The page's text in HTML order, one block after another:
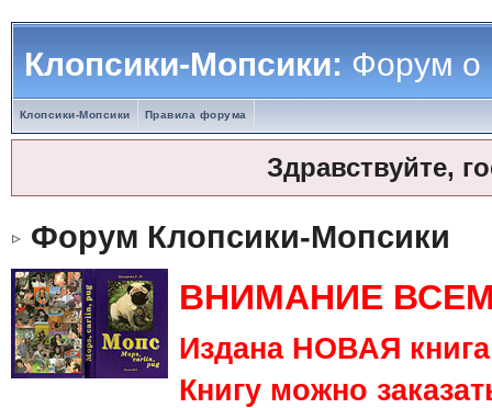
Клопсики-Мопсики:Форум о
Клопсики-Мопсики Правила форума
Здравствуйте,
Форум Клопсики-Мопсики
ВНИМАНИЕ
Издана НОВАЯ
Книгу можно